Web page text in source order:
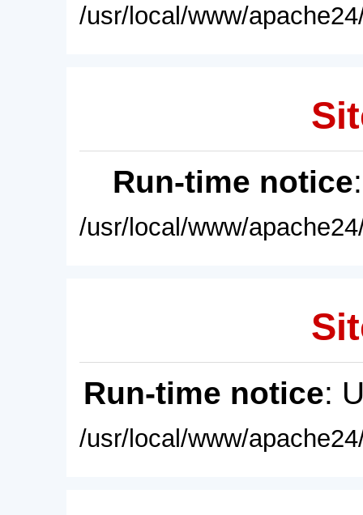
/usr/local/www/
Run-time notice
/usr/local/www/
Run-time notice:
/usr/local/www/